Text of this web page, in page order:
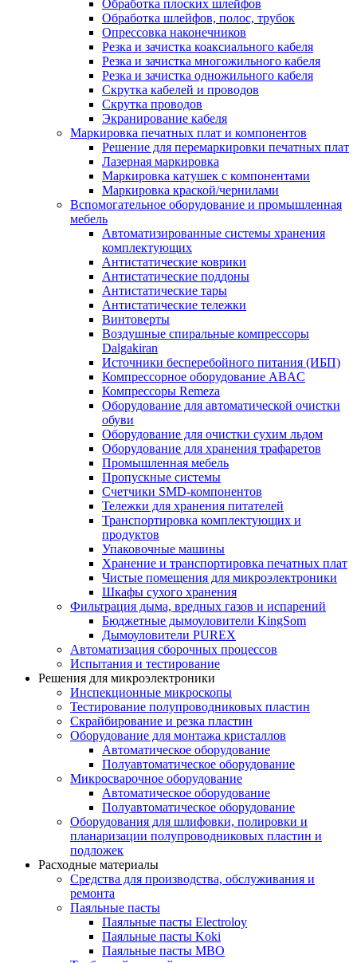
Обработка плоских шлейфов
Обработка шлейфов, полос, трубок
Опрессовка наконечников
Резка и зачистка коаксиального кабеля
Резка и зачистка многожильного кабеля
Резка и зачистка одножильного кабеля
Скрутка кабелей и проводов
Скрутка проводов
Экранирование кабеля
Маркировка печатных плат и компонентов
Решение для перемаркировки печатных плат
Лазерная маркировка
Маркировка катушек с компонентами
Маркировка краской/чернилами
Вспомогательное оборудование и промышленная
мебель
Автоматизированные системы хранения
комплектующих
Антистатические коврики
Антистатические поддоны
Антистатические тары
Антистатические тележки
Винтоверты
Воздушные спиральные компрессоры
Dalgakiran
Источники бесперебойного питания (ИБП)
Компрессорное оборудование ABAC
Компрессоры Remeza
Оборудование для автоматической очистки
обуви
Оборудование для очистки сухим льдом
Оборудование для хранения трафаретов
Промышленная мебель
Пропускные системы
Счетчики SMD-компонентов
Тележки для xранения питателей
Транспортировка комплектующих и
продуктов
Упаковочные машины
Хранение и транспортировка печатных плат
Чистые помещения для микроэлектроники
Шкафы сухого хранения
Фильтрация дыма, вредных газов и испарений
Бюджетные дымоуловители KingSom
Дымоуловители PUREX
Автоматизация сборочных процессов
Испытания и тестирование
Решения для микроэлектроники
Инспекционные микроскопы
Тестирование полупроводниковых пластин
Скрайбирование и резка пластин
Оборудование для монтажа кристаллов
Автоматическое оборудование
Полуавтоматическое оборудование
Микросварочное оборудование
Автоматическое оборудование
Полуавтоматическое оборудование
Оборудования для шлифовки, полировки и
планаризации полупроводниковых пластин и
подложек
Расходные материалы
Средства для производства, обслуживания и
ремонта
Паяльные пасты
Паяльные пасты Electroloy
Паяльные пасты Koki
Паяльные пасты MBO